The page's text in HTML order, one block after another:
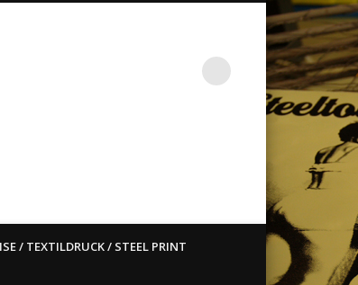
dead so straight
/ TEXTILDRUCK / STEEL PRINT